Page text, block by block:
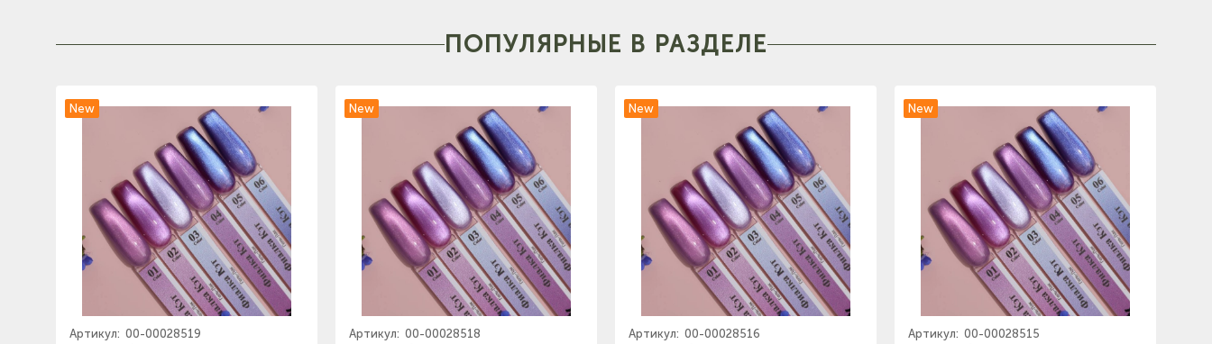
Тел: +7-960-956-9598
ПОПУЛЯРНЫЕ В РАЗДЕЛЕ
New
Артикул: 00-00028519
New
Артикул: 00-00028518
New
Артикул: 00-00028516
New
Артикул: 00-00028515